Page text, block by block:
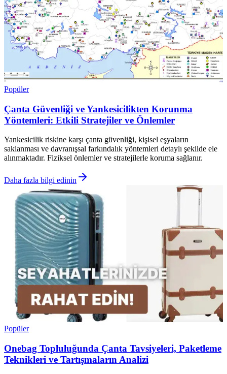
Popüler
Çanta Güvenliği ve Yankesicilikten Korunma
Yöntemleri: Etkili Stratejiler ve Önlemler
Yankesicilik riskine karşı çanta güvenliği, kişisel eşyaların
saklanması ve davranışsal farkındalık yöntemleri detaylı şekilde ele
alınmaktadır. Fiziksel önlemler ve stratejilerle koruma sağlanır.
Daha fazla bilgi edinin
Popüler
Onebag Topluluğunda Çanta Tavsiyeleri, Paketleme
Teknikleri ve Tartışmaların Analizi